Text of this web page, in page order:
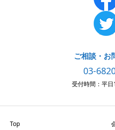
ご相談・お
03-
受付時間：平
Top